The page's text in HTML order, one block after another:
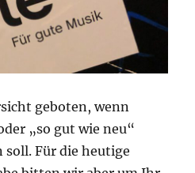
geboten, wenn
„so gut wie neu“
Für die heutige